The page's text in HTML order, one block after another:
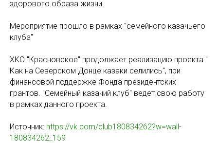
здорового образа жизни.
Мероприятие прошло в рамках "семейного казачьего
клуба"
ХКО "Красновское" продолжает реализацию проекта "
Как на Северском Донце казаки селились", при
финансовой поддержке Фонда президентских
грантов. "Семейный казачий клуб" ведет свою работу
в рамках данного проекта.
Источник: https://vk.com/club180834262?w=wall-
180834262_159